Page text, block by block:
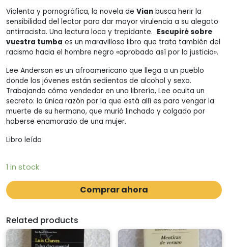
Violenta y pornográfica, la novela de Vian busca herir la
sensibilidad del lector para dar mayor virulencia a su alegato
antirracista. Una lectura loca y trepidante. Escupiré sobre
vuestra tumba es un maravilloso libro que trata también del
racismo hacia el hombre negro «aprobado así por la justicia».
Lee Anderson es un afroamericano que llega a un pueblo
donde los jóvenes están sedientos de alcohol y sexo.
Trabajando cómo vendedor en una librería, Lee oculta un
secreto: la única razón por la que está allí es para vengar la
muerte de su hermano, que murió linchado y colgado por
haberse enamorado de una mujer.
Libro leído
1 in stock
Comprar ahora
Related products